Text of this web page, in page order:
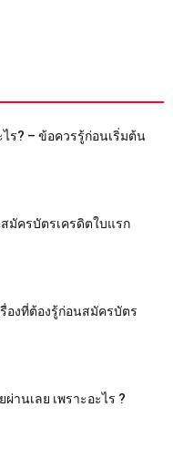
ไร? – ข้อควรรู้ก่อนเริ่มต้น
มัครบัตรเครดิตใบแรก
องที่ต้องรู้ก่อนสมัครบัตร
านเลย เพราะอะไร ?